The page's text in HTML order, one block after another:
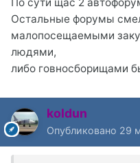
Остальные форумы
малопосещаемыми
людями,
либо говносборищами
koldun
Опубликовано 29